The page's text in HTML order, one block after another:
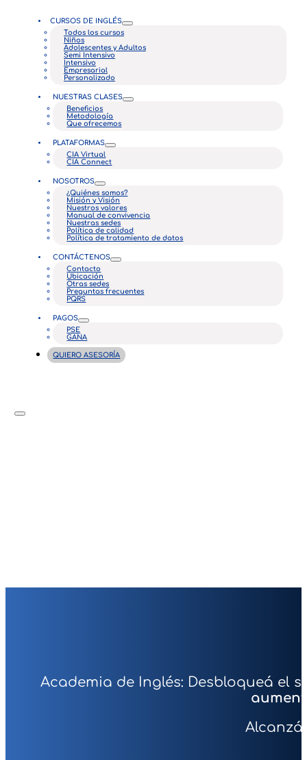
CURSOS DE INGLÉS
Todos los cursos
Niños
Adolescentes y Adultos
Semi Intensivo
Intensivo
Empresarial
Personalizado
NUESTRAS CLASES
Beneficios
Metodología
Que ofrecemos
PLATAFORMAS
CIA Virtual
CIA Connect
NOSOTROS
¿Quiénes somos?
Misión y Visión
Nuestros valores
Manual de convivencia
Nuestras sedes
Política de calidad
Política de tratamiento de datos
CONTÁCTENOS
Contacto
Ubicación
Otras sedes
Preguntas frecuentes
PQRS
PAGOS
PSE
GANA
QUIERO ASESORÍA
Academia de Inglés: Desbloqueá el